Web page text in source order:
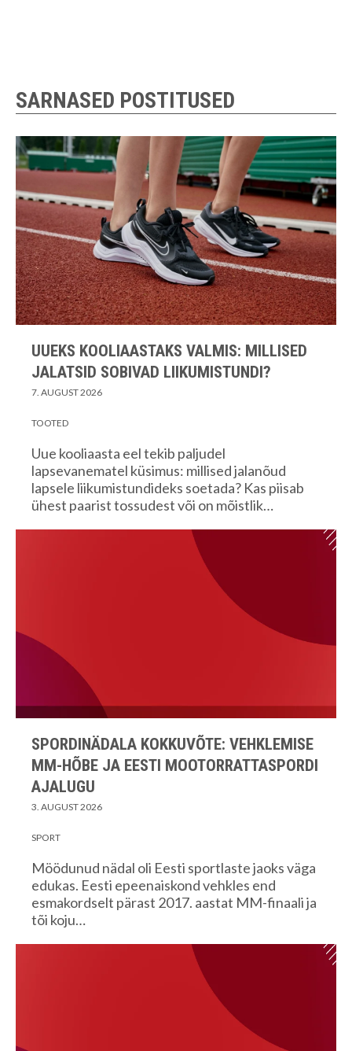
SARNASED POSTITUSED
UUEKS KOOLIAASTAKS VALMIS: MILLISED
JALATSID SOBIVAD LIIKUMISTUNDI?
7. AUGUST 2026
TOOTED
Uue kooliaasta eel tekib paljudel
lapsevanematel küsimus: millised jalanõud
lapsele liikumistundideks soetada? Kas piisab
ühest paarist tossudest või on mõistlik…
SPORDINÄDALA KOKKUVÕTE: VEHKLEMISE
MM-HÕBE JA EESTI MOOTORRATTASPORDI
AJALUGU
3. AUGUST 2026
SPORT
Möödunud nädal oli Eesti sportlaste jaoks väga
edukas. Eesti epeenaiskond vehkles end
esmakordselt pärast 2017. aastat MM-finaali ja
tõi koju…